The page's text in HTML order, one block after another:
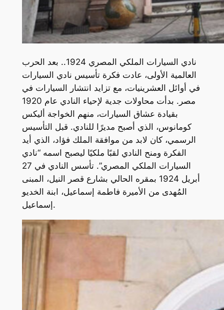
نادي السيارات الملكي المصري 1924.. بعد الحرب
العالمية الأولى، عادت فكرة تأسيس نادي السيارات
في أوائل العشرينيات، مع تزايد انتشار السيارات في
مصر. بدأت محاولات جدية لإحياء النادي عام 1920
بقيادة عشاق السيارات، منهم الخواجة أليكس
كومانوس، الذي أصبح مديرًا للنادي. قبل التأسيس
الرسمي، كان لابد من موافقة الملك فؤاد، الذي أيد
الفكرة ومنح النادي لقبًا ملكيًا ليصبح اسمه “نادي
السيارات الملكي المصري”. تأسس النادي في 27
أبريل 1924 بمقره الحالي بشارع قصر النيل، المبنى
المُهدى من الأميرة فاطمة إسماعيل، ابنة الخديو
إسماعيل.